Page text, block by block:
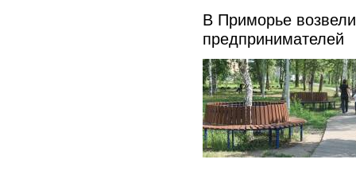
В Приморье
предпринимателей